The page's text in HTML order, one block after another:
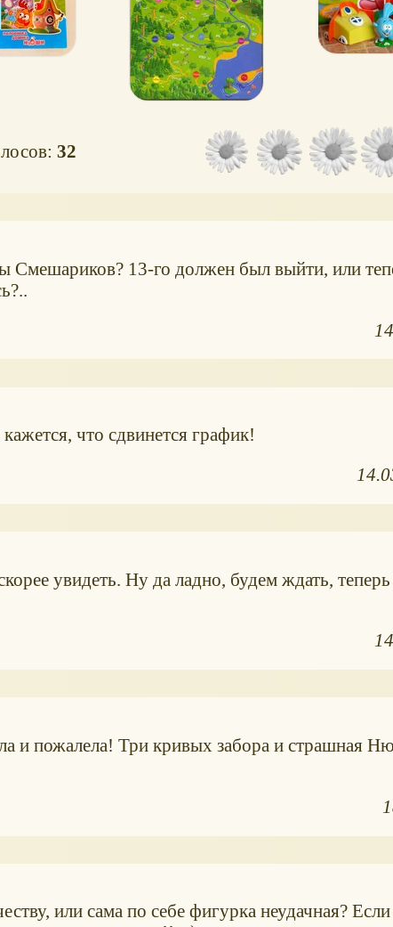
32
Смешариков? 13-го должен был выйти, или
что сдвинется график!
увидеть. Ну да ладно, будем ждать, теперь
и пожалела! Три кривых забора и страшная
или сама по себе фигурка неудачная?